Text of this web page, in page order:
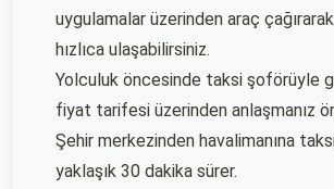
uygulamalar üzerinden araç
hızlıca ulaşabilirsiniz.
Yolculuk öncesinde taksi şoförüyle
fiyat tarifesi üzerinden anlaşmanız
Şehir merkezinden havalimanına
yaklaşık 30 dakika sürer.